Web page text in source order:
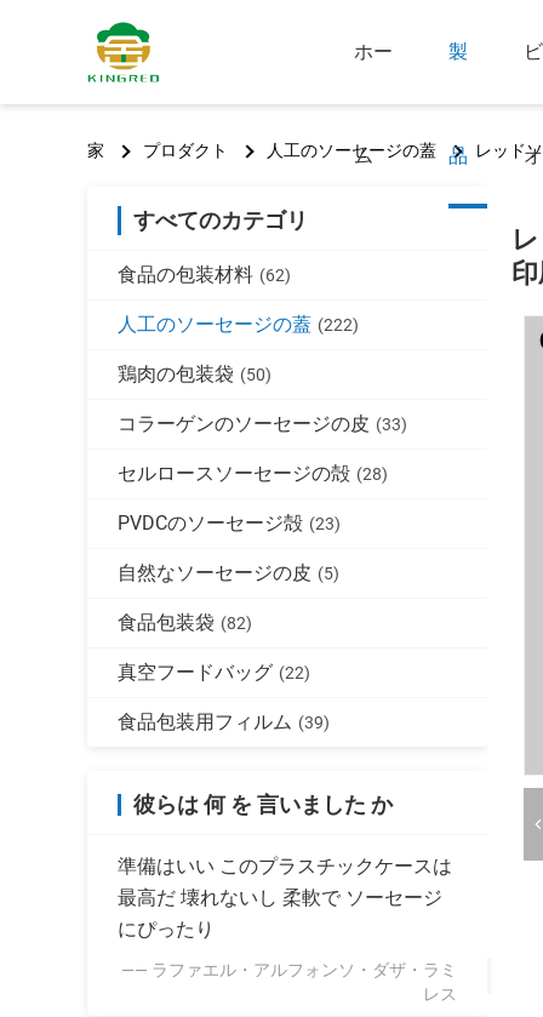
ホー
ム
製
品 オ
家 プロダクト 人工のソーセージの蓋 レッド
すべてのカテゴリ
食品の包装材料 (62)
人工のソーセージの蓋 (222)
鶏肉の包装袋 (50)
コラーゲンのソーセージの皮 (33)
セルロースソーセージの殻 (28)
PVDCのソーセージ殻 (23)
自然なソーセージの皮 (5)
食品包装袋 (82)
真空フードバッグ (22)
食品包装用フィルム (39)
彼らは 何 を 言いました か
準備はいい このプラスチックケースは
最高だ 壊れないし 柔軟で ソーセージ
にぴったり
—— ラファエル・アルフォンソ・ダザ・ラミ
レス